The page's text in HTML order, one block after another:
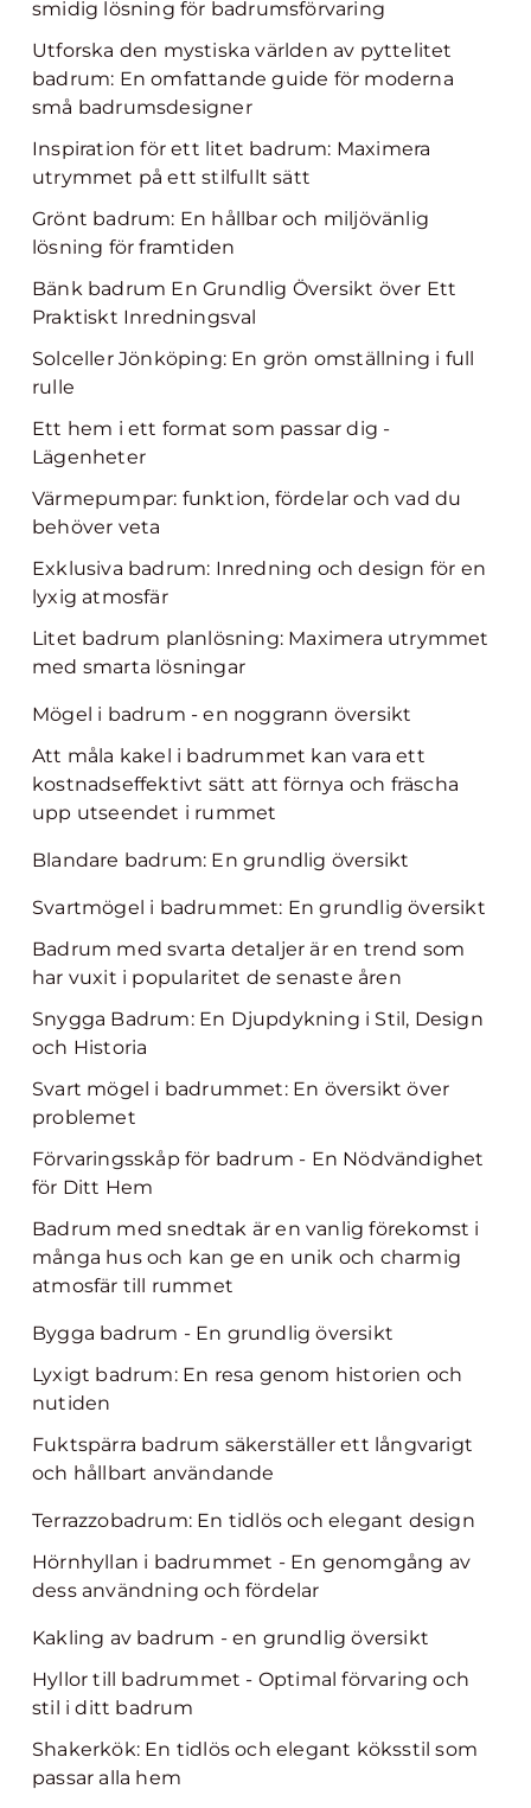
smidig lösning för badrumsförvaring
Utforska den mystiska världen av pyttelitet
badrum: En omfattande guide för moderna
små badrumsdesigner
Inspiration för ett litet badrum: Maximera
utrymmet på ett stilfullt sätt
Grönt badrum: En hållbar och miljövänlig
lösning för framtiden
Bänk badrum En Grundlig Översikt över Ett
Praktiskt Inredningsval
Solceller Jönköping: En grön omställning i full
rulle
Ett hem i ett format som passar dig -
Lägenheter
Värmepumpar: funktion, fördelar och vad du
behöver veta
Exklusiva badrum: Inredning och design för en
lyxig atmosfär
Litet badrum planlösning: Maximera utrymmet
med smarta lösningar
Mögel i badrum - en noggrann översikt
Att måla kakel i badrummet kan vara ett
kostnadseffektivt sätt att förnya och fräscha
upp utseendet i rummet
Blandare badrum: En grundlig översikt
Svartmögel i badrummet: En grundlig översikt
Badrum med svarta detaljer är en trend som
har vuxit i popularitet de senaste åren
Snygga Badrum: En Djupdykning i Stil, Design
och Historia
Svart mögel i badrummet: En översikt över
problemet
Förvaringsskåp för badrum - En Nödvändighet
för Ditt Hem
Badrum med snedtak är en vanlig förekomst i
många hus och kan ge en unik och charmig
atmosfär till rummet
Bygga badrum - En grundlig översikt
Lyxigt badrum: En resa genom historien och
nutiden
Fuktspärra badrum säkerställer ett långvarigt
och hållbart användande
Terrazzobadrum: En tidlös och elegant design
Hörnhyllan i badrummet - En genomgång av
dess användning och fördelar
Kakling av badrum - en grundlig översikt
Hyllor till badrummet - Optimal förvaring och
stil i ditt badrum
Shakerkök: En tidlös och elegant köksstil som
passar alla hem